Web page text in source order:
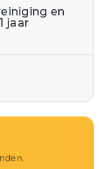
en
jaar